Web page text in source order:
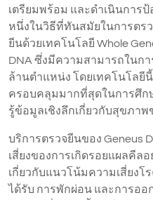
เตรียมพร้อม และดำเนินการ
หนึ่งในวิธีที่ทันสมัยในการตร
ยีนด้วยเทคโนโลยี Whole
DNA ซึ่งมีความสามารถในกา
ล้านตำแหน่ง โดยเทคโนโลยี
ครอบคลุมมากที่สุดในการศึ
รู้ข้อมูลเชิงลึกเกี่ยวกับสุขภาพ
บริการตรวจยีนของ Geneus
เสี่ยงของการเกิดรอยแผลคี
เกี่ยวกับแนวโน้มความเสี่ยงโ
ได้รับ การพักผ่อน และการอ